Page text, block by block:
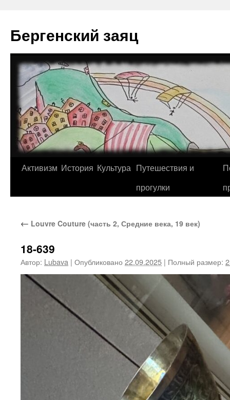
содержимому
Бергенский заяц
Активизм История Культура Путешествия и
прогулки
← Louvre Couture (часть 2, Средние века, 19 век)
18-639
Автор: Lubava | Опубликовано 22.09.2025 | Полный размер: